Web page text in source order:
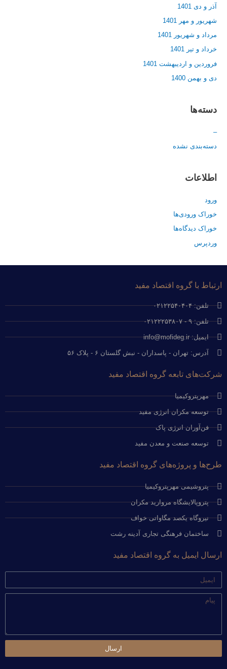
آذر و دی 1401
شهریور و مهر 1401
مرداد و شهریور 1401
خرداد و تیر 1401
فروردین و اردیبهشت 1401
دی و بهمن 1400
دسته‌ها
–
دسته‌بندی نشده
اطلاعات
ورود
خوراک ورودی‌ها
خوراک دیدگاه‌ها
وردپرس
ارتباط با گروه اقتصاد مفید
تلفن: ۰۲۱۲۲۵۴۰۴۰۴
تلفن: ۹ - ۰۲۱۲۲۲۵۳۸۰۷
ایمیل: info@mofideg.ir
آدرس: تهران - پاسداران - نبش گلستان ۶ - پلاک ۵۶
شرکت‌های تابعه گروه اقتصاد مفید
مهرپتروکیمیا
توسعه مکران انرژی مفید
فن‌آوران انرژی پاک
توسعه صنعت و معدن مفید
طرح‌ها و پروژه‌های گروه اقتصاد مفید
پتروشیمی مهرپتروکیمیا
پتروپالایشگاه مروارید مکران
نیروگاه یکصد مگاواتی خواف
ساختمان فرهنگی تجاری آدینه رشت
ارسال ایمیل به گروه اقتصاد مفید
ایمیل
ارسال